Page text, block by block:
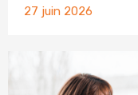
27 juin 2026